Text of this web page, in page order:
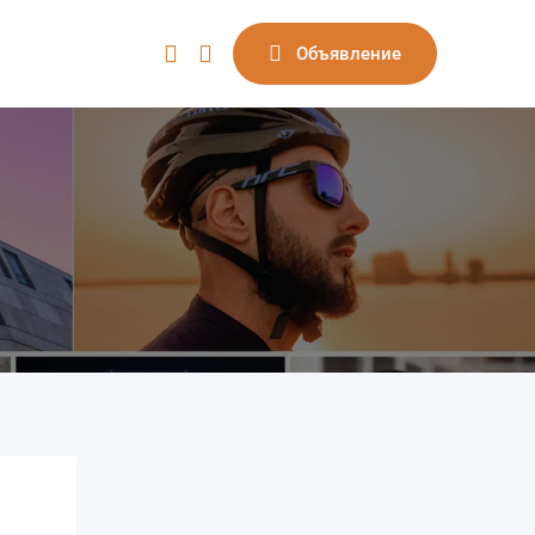
Объявление